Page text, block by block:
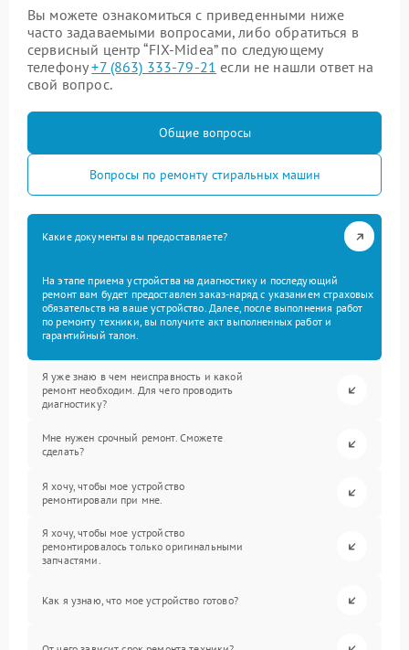
Вы можете ознакомиться с приведенными ниже
часто задаваемыми вопросами, либо обратиться в
сервисный центр “FIX-Midea” по следующему
телефону+7 (863) 333-79-21 если не нашли ответ на
свой вопрос.
Общие вопросы
Вопросы по ремонту стиральных машин
Какие документы вы предоставляете?
На этапе приема устройства на диагностику и последующий
ремонт вам будет предоставлен заказ-наряд с указанием страховых
обязательств на ваше устройство. Далее, после выполнения работ
по ремонту техники, вы получите акт выполненных работ и
гарантийный талон.
Я уже знаю в чем неисправность и какой
ремонт необходим. Для чего проводить
диагностику?
Мне нужен срочный ремонт. Сможете
сделать?
Я хочу, чтобы мое устройство
ремонтировали при мне.
Я хочу, чтобы мое устройство
ремонтировалось только оригинальными
запчастями.
Как я узнаю, что мое устройство готово?